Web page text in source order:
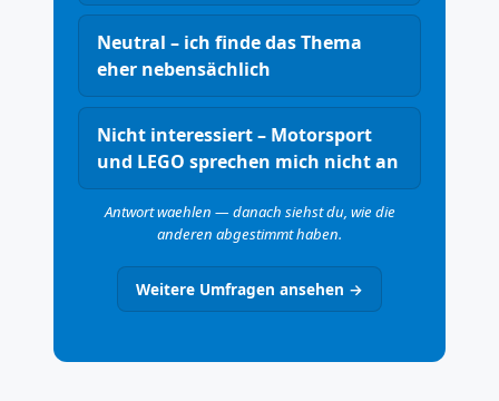
Neutral – ich finde das Thema
eher nebensächlich
Nicht interessiert – Motorsport
und LEGO sprechen mich nicht an
Antwort waehlen — danach siehst du, wie die
anderen abgestimmt haben.
Weitere Umfragen ansehen →